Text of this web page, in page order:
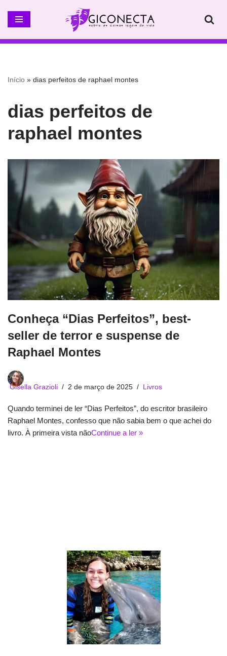
Pular
para
Início » dias perfeitos de raphael montes
dias perfeitos de
raphael montes
Conheça “Dias Perfeitos”, best-
seller de terror e suspense de
Raphael Montes
Gisella Grazioli 2 de março de 2025 Livros
Quando terminei de ler “Dias Perfeitos”, do escritor brasileiro
Raphael Montes, confesso que não sabia bem o que achei do
livro. À primeira vista nãoContinue a ler »